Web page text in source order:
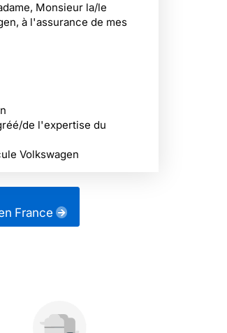
Monsieur la/le
à l'assurance de mes
de l'expertise du
Volkswagen
France